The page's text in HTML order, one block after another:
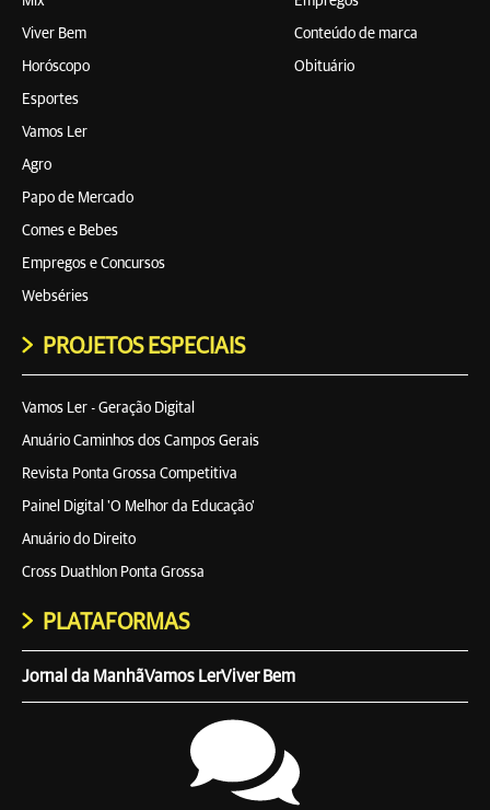
Viver Bem
Horóscopo
Esportes
Vamos Ler
Agro
Papo de Mercado
Comes e Bebes
Empregos e Concursos
Webséries
Conteúdo de marca
Obituário
PROJETOS ESPECIAIS
Vamos Ler - Geração Digital
Anuário Caminhos dos Campos Gerais
Revista Ponta Grossa Competitiva
Painel Digital 'O Melhor da Educação'
Anuário do Direito
Cross Duathlon Ponta Grossa
PLATAFORMAS
Jornal da ManhãVamos LerViver Bem